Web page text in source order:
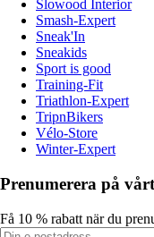
Slowood Interior
Smash-Expert
Sneak'In
Sneakids
Sport is good
Training-Fit
Triathlon-Expert
TripnBikers
Vélo-Store
Winter-Expert
Prenumerera på
Få 10 % rabatt när du